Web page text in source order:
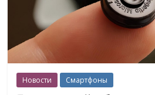
Новости Смартфоны